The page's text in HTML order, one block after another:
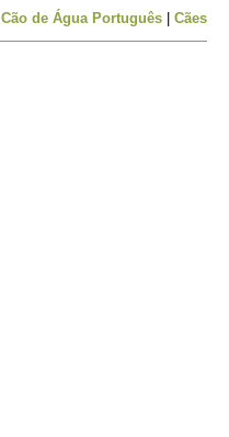
Cão de Água Português Cães